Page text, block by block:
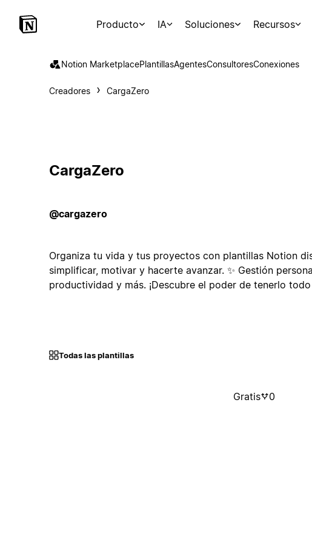
Producto IA Soluciones Recursos
Notion MarketplacePlantillasAgentesConsultoresConexiones
Creadores CargaZero
CargaZero
@cargazero
Organiza tu vida y tus proyectos con plantillas Notion
simplificar, motivar y hacerte avanzar. ✨ Gestión
productividad y más. ¡Descubre el poder de tenerlo
Todas las plantillas
Gratis 0